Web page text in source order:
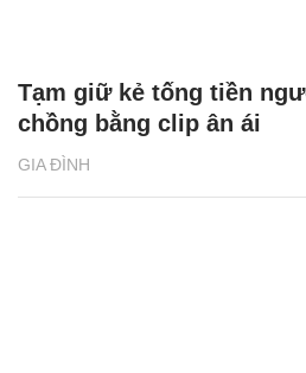
GIA ĐÌNH
Tạm giữ kẻ tống tiền
chồng bằng clip ân ái